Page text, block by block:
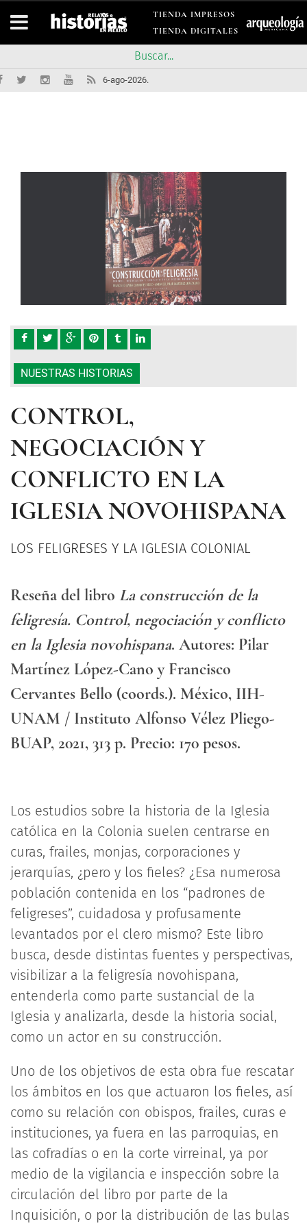
TIENDA IMPRESOS
TIENDA DIGITALES
6-ago-2026.
NUESTRAS HISTORIAS
CONTROL,
NEGOCIACIÓN Y
CONFLICTO EN LA
IGLESIA NOVOHISPANA
LOS FELIGRESES Y LA IGLESIA COLONIAL
Reseña del libro La construcción de la
feligresía. Control, negociación y conflicto
en la Iglesia novohispana. Autores: Pilar
Martínez López-Cano y Francisco
Cervantes Bello (coords.). México, IIH-
UNAM / Instituto Alfonso Vélez Pliego-
BUAP, 2021, 313 p. Precio: 170 pesos.
Los estudios sobre la historia de la Iglesia
católica en la Colonia suelen centrarse en
curas, frailes, monjas, corporaciones y
jerarquías, ¿pero y los fieles? ¿Esa numerosa
población contenida en los “padrones de
feligreses”, cuidadosa y profusamente
levantados por el clero mismo? Este libro
busca, desde distintas fuentes y perspectivas,
visibilizar a la feligresía novohispana,
entenderla como parte sustancial de la
Iglesia y analizarla, desde la historia social,
como un actor en su construcción.
Uno de los objetivos de esta obra fue rescatar
los ámbitos en los que actuaron los fieles, así
como su relación con obispos, frailes, curas e
instituciones, ya fuera en las parroquias, en
las cofradías o en la corte virreinal, ya por
medio de la vigilancia e inspección sobre la
circulación del libro por parte de la
Inquisición, o por la distribución de las bulas